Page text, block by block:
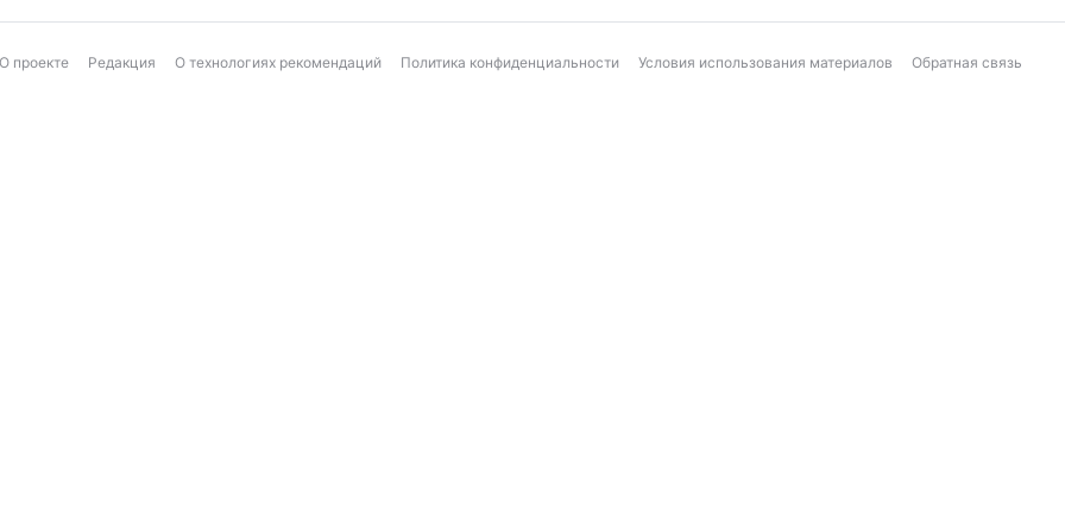
О проекте Редакция О технологиях рекомендаций Политика конфиденциальности Условия использования материалов Обратная связь